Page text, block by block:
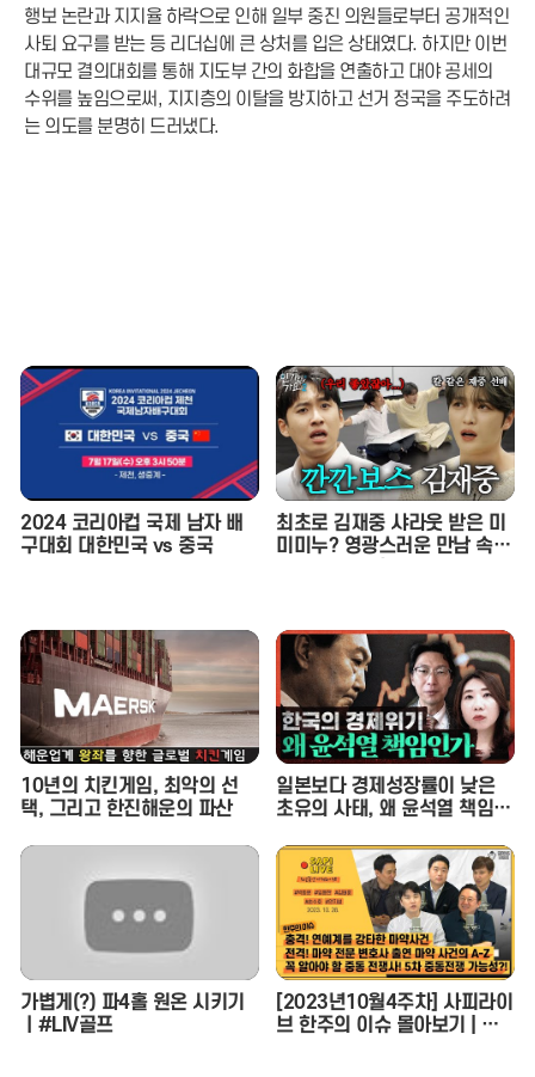
행보 논란과 지지율 하락으로 인해 일부 중진 의원들로부터 공개적인
사퇴 요구를 받는 등 리더십에 큰 상처를 입은 상태였다. 하지만 이번
대규모 결의대회를 통해 지도부 간의 화합을 연출하고 대야 공세의
수위를 높임으로써, 지지층의 이탈을 방지하고 선거 정국을 주도하려
는 의도를 분명히 드러냈다.
2024 코리아컵 국제 남자 배
구대회 대한민국 vs 중국
최초로 김재중 샤라웃 받은 미
미미누? 영광스러운 만남 속
10년의 치킨게임, 최악의 선
택, 그리고 한진해운의 파산
일본보다 경제성장률이 낮은
초유의 사태, 왜 윤석열 책임인
석연구위원) - 정혜림의 시사페
이스타임 EP.1
가볍게(?) 파4홀 원온 시키기
ㅣ#LIV골프
[2023년10월4주차] 사피라이
브 한주의 이슈 몰아보기 | 사